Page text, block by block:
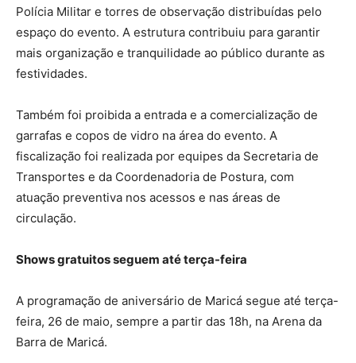
Polícia Militar e torres de observação distribuídas pelo
espaço do evento. A estrutura contribuiu para garantir
mais organização e tranquilidade ao público durante as
festividades.
Também foi proibida a entrada e a comercialização de
garrafas e copos de vidro na área do evento. A
fiscalização foi realizada por equipes da Secretaria de
Transportes e da Coordenadoria de Postura, com
atuação preventiva nos acessos e nas áreas de
circulação.
Shows gratuitos seguem até terça-feira
A programação de aniversário de Maricá segue até terça-
feira, 26 de maio, sempre a partir das 18h, na Arena da
Barra de Maricá.